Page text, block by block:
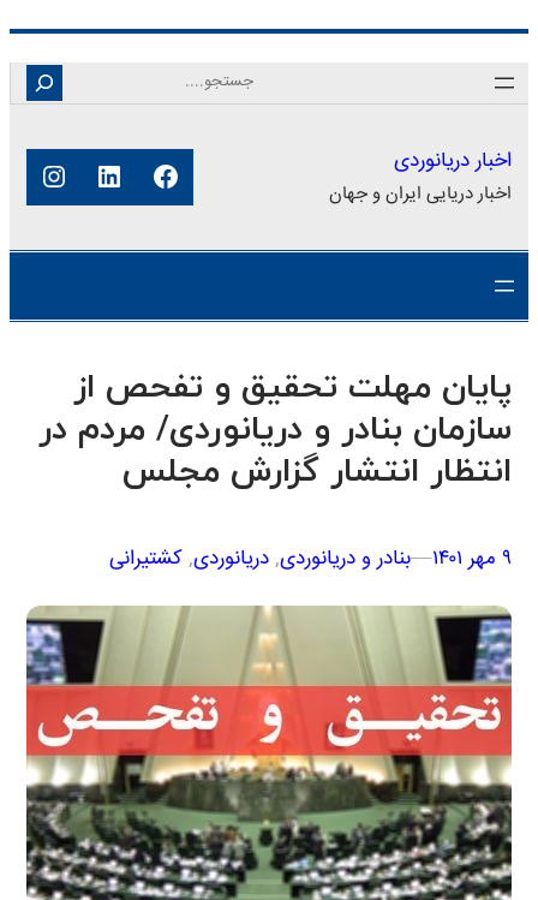
محتوا
Search
اخبار دریانوردی
اخبار دریایی ایران و جهان فیس‌بوکلینکداین
پایان مهلت تحقیق و تفحص از
سازمان بنادر و دریانوردی/ مردم در
انتظار انتشار گزارش مجلس
۹ مهر ۱۴۰۱ –
–بنادر و دریانوردی, دریانوردی, کشتیرانی